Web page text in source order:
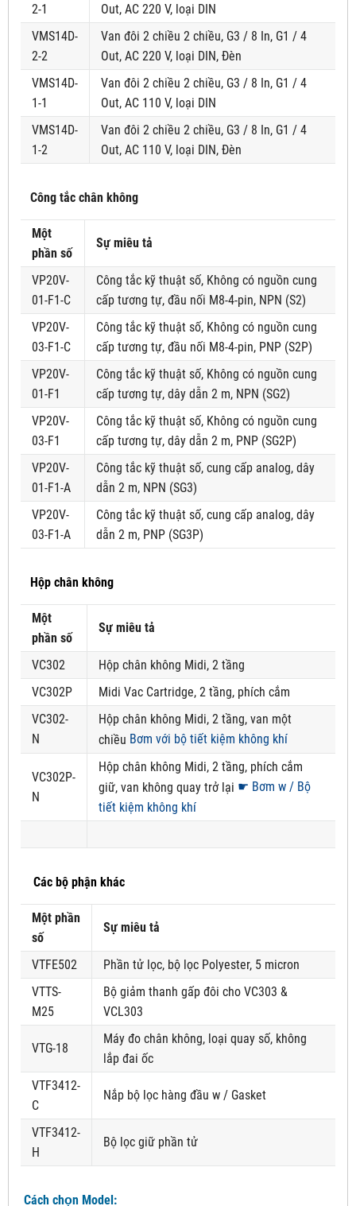
2-1
Out, AC 220 V, loại DIN
VMS14D-
2-2
Van đôi 2 chiều 2 chiều, G3 / 8 In, G1 / 4
Out, AC 220 V, loại DIN, Đèn
VMS14D-
1-1
Van đôi 2 chiều 2 chiều, G3 / 8 In, G1 / 4
Out, AC 110 V, loại DIN
VMS14D-
1-2
Van đôi 2 chiều 2 chiều, G3 / 8 In, G1 / 4
Out, AC 110 V, loại DIN, Đèn
Công tắc chân không
Một
phần số
Sự miêu tả
VP20V-
01-F1-C
Công tắc kỹ thuật số, Không có nguồn cung
cấp tương tự, đầu nối M8-4-pin, NPN (S2)
VP20V-
03-F1-C
Công tắc kỹ thuật số, Không có nguồn cung
cấp tương tự, đầu nối M8-4-pin, PNP (S2P)
VP20V-
01-F1
Công tắc kỹ thuật số, Không có nguồn cung
cấp tương tự, dây dẫn 2 m, NPN (SG2)
VP20V-
03-F1
Công tắc kỹ thuật số, Không có nguồn cung
cấp tương tự, dây dẫn 2 m, PNP (SG2P)
VP20V-
01-F1-A
Công tắc kỹ thuật số, cung cấp analog, dây
dẫn 2 m, NPN (SG3)
VP20V-
03-F1-A
Công tắc kỹ thuật số, cung cấp analog, dây
dẫn 2 m, PNP (SG3P)
Hộp chân không
Một
phần số
Sự miêu tả
VC302
Hộp chân không Midi, 2 tầng
VC302P
Midi Vac Cartridge, 2 tầng, phích cắm
VC302-
N
Hộp chân không Midi, 2 tầng, van một
chiều Bơm với bộ tiết kiệm không khí
VC302P-
N
Hộp chân không Midi, 2 tầng, phích cắm
giữ, van không quay trở lại ☛ Bơm w / Bộ
tiết kiệm không khí
Các bộ phận khác
Một phần
số
Sự miêu tả
VTFE502
Phần tử lọc, bộ lọc Polyester, 5 micron
VTTS-
M25
Bộ giảm thanh gấp đôi cho VC303 &
VCL303
VTG-18
Máy đo chân không, loại quay số, không
lắp đai ốc
VTF3412-
C
Nắp bộ lọc hàng đầu w / Gasket
VTF3412-
H
Bộ lọc giữ phần tử
Cách chọn Model: